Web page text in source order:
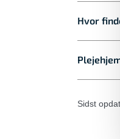
Hvor
Sidst